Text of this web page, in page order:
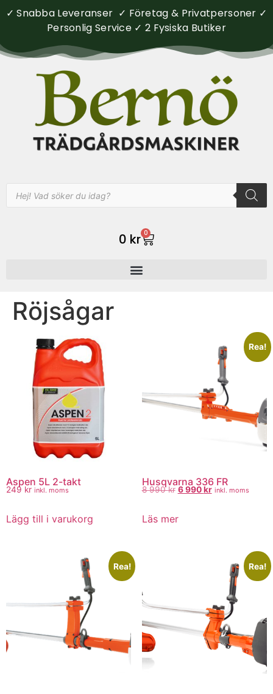
✓ Snabba Leveranser ✓ Företag & Privatpersoner ✓
Personlig Service ✓ 2 Fysiska Butiker
0 kr 0
Röjsågar
Aspen 5L 2-takt
249 kr inkl. moms
Lägg till i varukorg
Rea!
Husqvarna 336 FR
8 990kr 6 990kr inkl. moms
Läs mer
Rea! Rea!